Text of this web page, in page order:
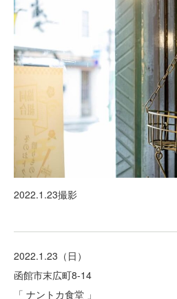
2022.1.23撮影
2022.1.23（日）
函館市末広町8-14
「 ナントカ食堂 」